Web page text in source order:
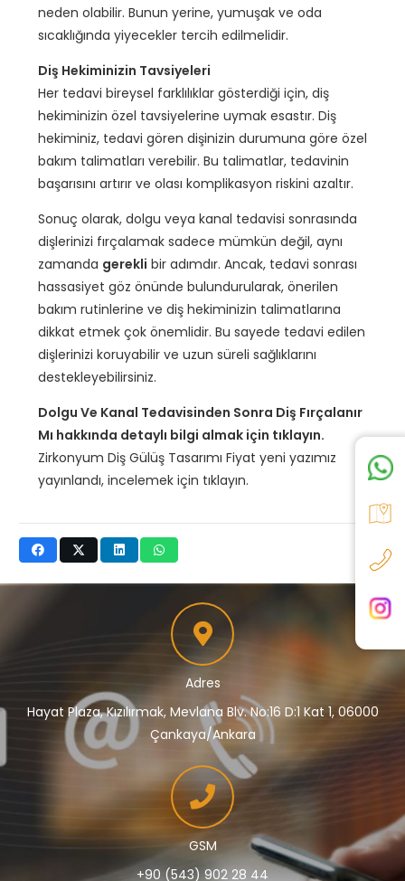
neden olabilir. Bunun yerine, yumuşak ve oda
sıcaklığında yiyecekler tercih edilmelidir.
Diş Hekiminizin Tavsiyeleri
Her tedavi bireysel farklılıklar gösterdiği için, diş
hekiminizin özel tavsiyelerine uymak esastır. Diş
hekiminiz, tedavi gören dişinizin durumuna göre özel
bakım talimatları verebilir. Bu talimatlar, tedavinin
başarısını artırır ve olası komplikasyon riskini azaltır.
Sonuç olarak, dolgu veya kanal tedavisi sonrasında
dişlerinizi fırçalamak sadece mümkün değil, aynı
zamanda gerekli bir adımdır. Ancak, tedavi sonrası
hassasiyet göz önünde bulundurularak, önerilen
bakım rutinlerine ve diş hekiminizin talimatlarına
dikkat etmek çok önemlidir. Bu sayede tedavi edilen
dişlerinizi koruyabilir ve uzun süreli sağlıklarını
destekleyebilirsiniz.
Dolgu Ve Kanal Tedavisinden Sonra Diş Fırçalanır
Mı hakkında detaylı bilgi almak için tıklayın.
Zirkonyum Diş Gülüş Tasarımı Fiyat yeni yazımız
yayınlandı, incelemek için tıklayın.
Adres
Hayat Plaza, Kızılırmak, Mevlana Blv. No:16 D:1 Kat 1, 06000
Çankaya/Ankara
GSM
+90 (543) 902 28 44